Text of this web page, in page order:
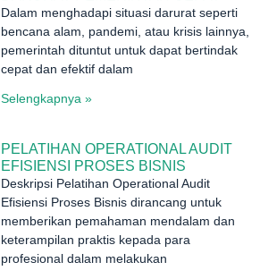
Dalam menghadapi situasi darurat seperti
bencana alam, pandemi, atau krisis lainnya,
pemerintah dituntut untuk dapat bertindak
cepat dan efektif dalam
Selengkapnya »
PELATIHAN OPERATIONAL AUDIT
EFISIENSI PROSES BISNIS
Deskripsi Pelatihan Operational Audit
Efisiensi Proses Bisnis dirancang untuk
memberikan pemahaman mendalam dan
keterampilan praktis kepada para
profesional dalam melakukan